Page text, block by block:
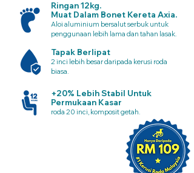
Ringan 12kg.
Muat Dalam Bonet Kereta Axia.
Aloi aluminium bersalut serbuk untuk
penggunaan lebih lama dan tahan lasak.
Tapak Berlipat
2 inci lebih besar daripada kerusi roda
biasa.
+20% Lebih Stabil Untuk
Permukaan Kasar
roda 20 inci, komposit getah.